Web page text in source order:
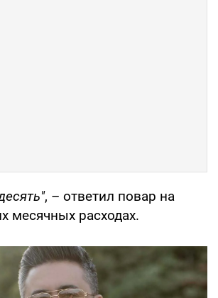
, – ответил повар на
месячных расходах.